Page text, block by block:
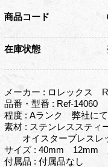
商品コード
在庫状態
メーカー : ロレックス
品番・型番 : Ref-14060
程度 : Aランク 弊社に
素材 : ステンレスステ
オイスターブレスレ
サイズ : 40mm 12mm
付属品 : 付属品なし